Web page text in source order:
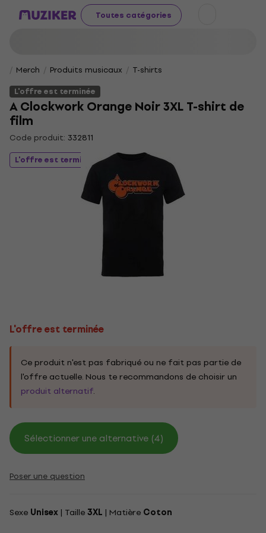
Toutes catégories
Merch Produits musicaux
T-shirts
L'offre est terminée
A Clockwork Orange Noir 3XL T-shirt de
film
Code produit: 332811
L'offre est terminée
L'offre est terminée
Ce produit n'est pas fabriqué ou ne fait pas partie de
l'offre actuelle. Nous te recommandons de choisir un
produit alternatif.
Sélectionner une alternative (4)
Poser une question
Sexe Unisex | Taille3XL | Matière Coton